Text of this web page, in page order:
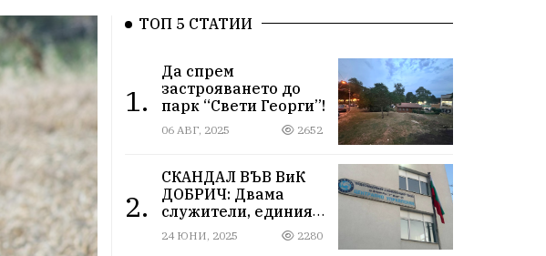
ТОП 5 СТАТИИ
1.
Да спрем
застрояването до
парк “Свети Георги”!
06 АВГ, 2025 2652
2.
СКАНДАЛ ВЪВ ВиК
ДОБРИЧ: Двама
служители, единият
от които е
високопоставен, са
24 ЮНИ, 2025 2280